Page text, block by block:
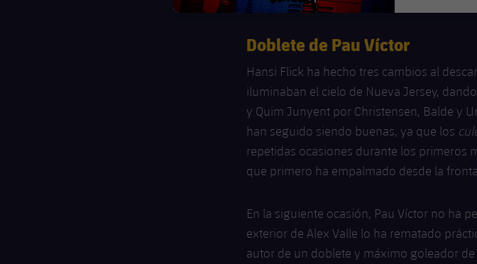
Doblete de Pau Víctor
Hansi Flick ha hecho tres cambios al
iluminaban el cielo de Nueva Jersey,
y Quim Junyent por Christensen, Balde y
han seguido siendo buenas, ya que los
repetidas ocasiones durante los primeros
que primero ha empalmado desde la
En la siguiente ocasión, Pau Víctor no ha
exterior de Alex Valle lo ha rematado
autor de un doblete y máximo goleador